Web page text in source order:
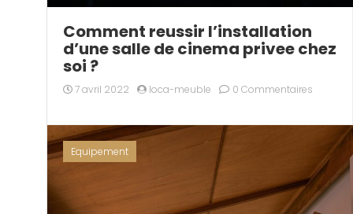
Comment reussir l’installation
d’une salle de cinema privee chez
soi ?
7 avril 2022 loca-meuble 0 Commentaires
Equipement